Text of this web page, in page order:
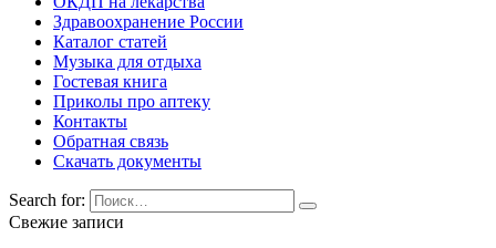
Здравоохранение России
Каталог статей
Музыка для отдыха
Гостевая книга
Приколы про аптеку
Контакты
Обратная связь
Скачать документы
Search for:
Свежие записи